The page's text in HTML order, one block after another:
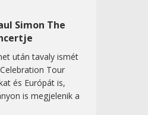
Simon The
után tavaly ismét
Tour
és Európát is,
is megjelenik a